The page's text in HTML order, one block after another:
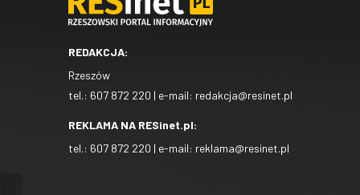
REDAKCJA:
Rzeszów
tel.: 607 872 220 | e-mail: redakcja@resinet.pl
REKLAMA NA RESinet.pl:
tel.: 607 872 220 | e-mail: reklama@resinet.pl